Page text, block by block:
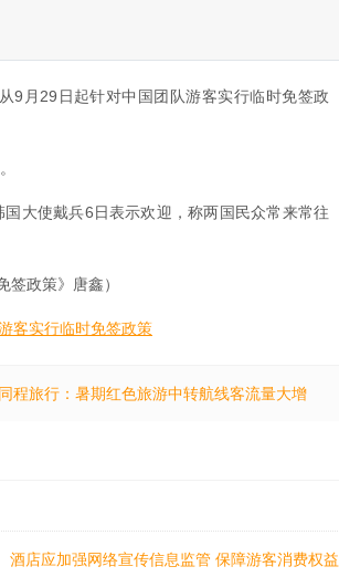
9月29日起针对中国团队游客实行临时免签政
大使戴兵6日表示欢迎，称两国民众常来常往
签政策》唐鑫）
客实行临时免签政策
同程旅行：暑期红色旅游中转航线客流量大增
酒店应加强网络宣传信息监管 保障游客消费权益